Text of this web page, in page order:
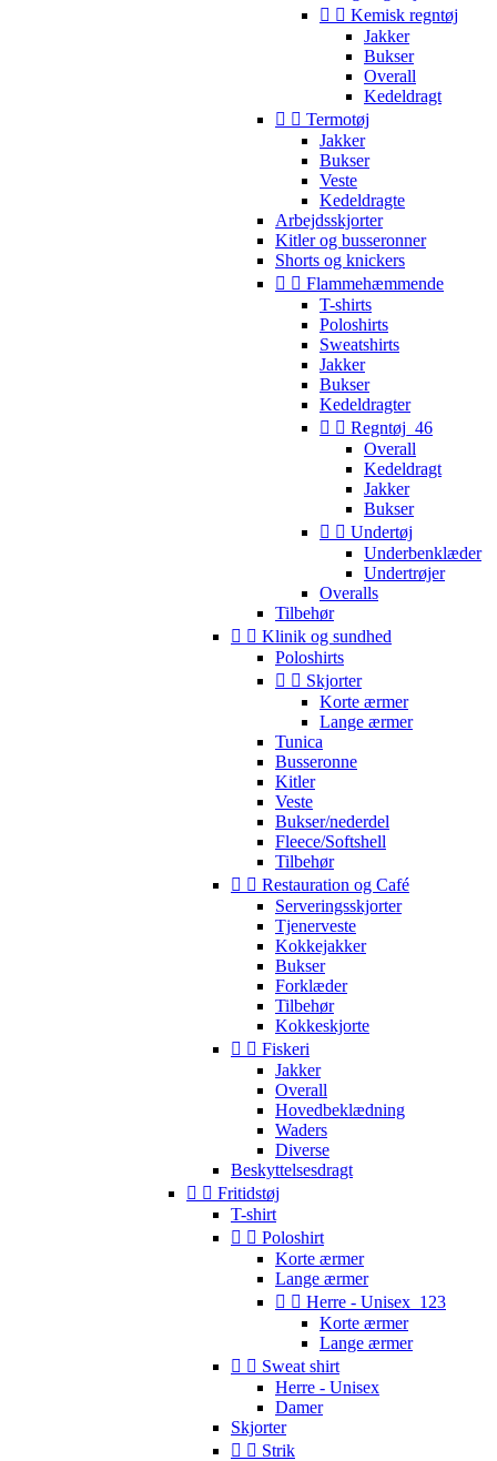
  Kemisk regntøj
Jakker
Bukser
Overall
Kedeldragt
  Termotøj
Jakker
Bukser
Veste
Kedeldragte
Arbejdsskjorter
Kitler og busseronner
Shorts og knickers
  Flammehæmmende
T-shirts
Poloshirts
Sweatshirts
Jakker
Bukser
Kedeldragter
  Regntøj_46
Overall
Kedeldragt
Jakker
Bukser
  Undertøj
Underbenklæder
Undertrøjer
Overalls
Tilbehør
  Klinik og sundhed
Poloshirts
  Skjorter
Korte ærmer
Lange ærmer
Tunica
Busseronne
Kitler
Veste
Bukser/nederdel
Fleece/Softshell
Tilbehør
  Restauration og Café
Serveringsskjorter
Tjenerveste
Kokkejakker
Bukser
Forklæder
Tilbehør
Kokkeskjorte
  Fiskeri
Jakker
Overall
Hovedbeklædning
Waders
Diverse
Beskyttelsesdragt
  Fritidstøj
T-shirt
  Poloshirt
Korte ærmer
Lange ærmer
  Herre - Unisex_123
Korte ærmer
Lange ærmer
  Sweat shirt
Herre - Unisex
Damer
Skjorter
  Strik